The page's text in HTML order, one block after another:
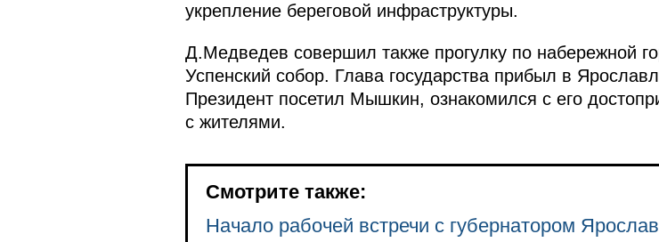
укрепление береговой инфраструктуры.
Д.Медведев совершил также прогулку по набережной
Успенский собор. Глава государства прибыл в
Президент посетил Мышкин, ознакомился с его
с жителями.
Смотрите также:
Начало рабочей встречи с губернатором